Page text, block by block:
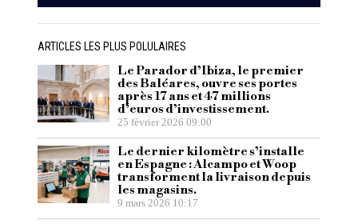
ARTICLES LES PLUS POLULAIRES
Le Parador d’Ibiza, le premier
des Baléares, ouvre ses portes
après 17 ans et 47 millions
d’euros d’investissement.
25 février 2026 09:00
Le dernier kilomètre s’installe
en Espagne : Alcampo et Woop
transforment la livraison depuis
les magasins.
9 mars 2026 10:17